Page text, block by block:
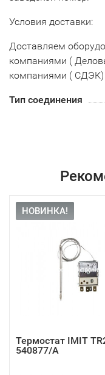
Условия доставки:
Доставляем
компаниями (
компаниями ( СДЭК)
Тип соединения
НОВИНКА!
Термостат IMIT
540877/A